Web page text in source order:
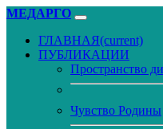
МЕДАРГО
ГЛАВНАЯ(current)
ПУБЛИКАЦИИ
Пространство
Чувство Родины